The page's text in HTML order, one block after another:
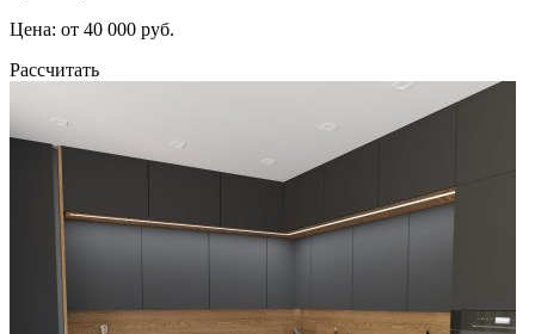
Цена: от 40 000 руб.
Рассчитать